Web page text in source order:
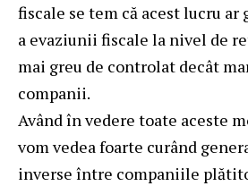
fiscale se tem că acest lucru ar
a evaziunii fiscale la nivel de
mai greu de controlat decât
companii.
Având în vedere toate aceste
vom vedea foarte curând
inverse între companiile